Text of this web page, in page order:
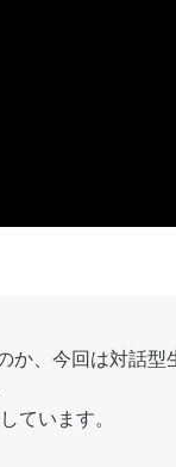
か、今回は対話型
ています。